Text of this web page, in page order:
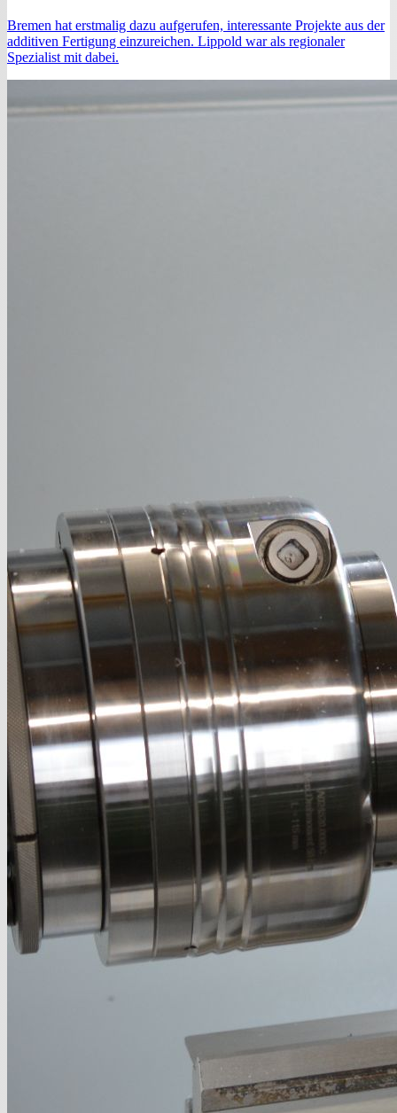
Bremen hat erstmalig dazu aufgerufen, interessante Projekte aus der
additiven Fertigung einzureichen. Lippold war als regionaler
Spezialist mit dabei.